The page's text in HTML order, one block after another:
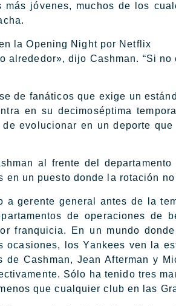
más jóvenes, muchos de los
la Opening Night por Netflix
alrededor», dijo Cashman. “Si
de fanáticos que exige un
en su decimoséptima
evolucionar en un deporte
al frente del
en un puesto donde la rotación
a gerente general antes de la
de operaciones de
franquicia. En un mundo
ocasiones, los Yankees ven la
Cashman, Jean Afterman y
Sólo ha tenido tres
que cualquier club en las